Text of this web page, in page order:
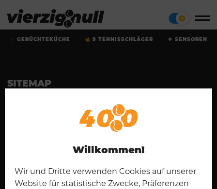
Willkommen!
Wir und Dritte verwenden Cookies auf unserer
Website für statistische Zwecke, Präferenzen
GERÜCHTEKÜCHE 9 TENNISSCHLÄGER SENSOREN
SITEMAP
Kontakt
Disclaimer
CONNECT